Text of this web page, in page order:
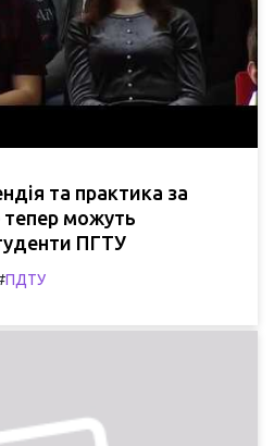
та практика за
можуть
ПГТУ
ПДТУ